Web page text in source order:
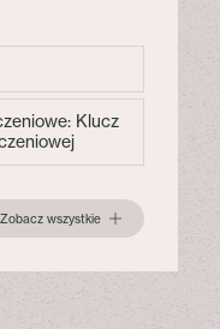
Klucz
Zobacz wszystkie